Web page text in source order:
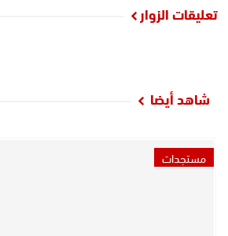
تعليقات الزوار
شاهد أيضا
مستجدات